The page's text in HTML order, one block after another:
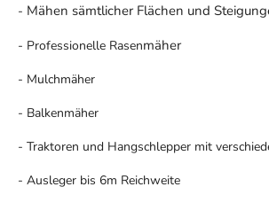
- Mähen sämtlicher Flächen und
- Professionelle Rasenmäher
- Mulchmäher
- Balkenmäher
- Traktoren und Hangschlepper mit
- Ausleger bis 6m Reichweite